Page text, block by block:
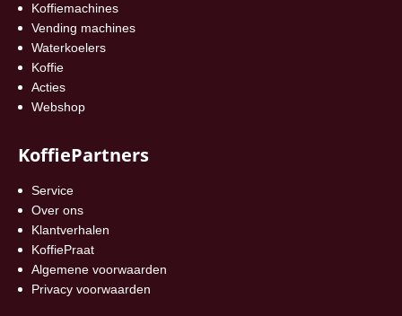
Koffiemachines
Vending machines
Waterkoelers
Koffie
Acties
Webshop
KoffiePartners
Service
Over ons
Klantverhalen
KoffiePraat
Algemene voorwaarden
Privacy voorwaarden